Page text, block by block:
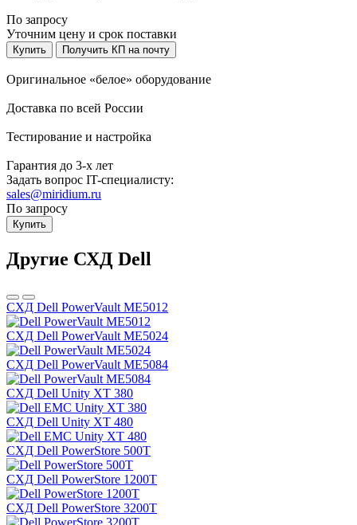
По запросу
Уточним цену и срок поставки
Купить Получить КП на почту
Оригинальное «белое» оборудование
Доставка по всей России
Тестирование и настройка
Гарантия до 3-х лет
Задать вопрос IT-специалисту:
sales@miridium.ru
По запросу
Купить
Другие СХД Dell
СХД Dell PowerVault ME5012
СХД Dell PowerVault ME5024
СХД Dell PowerVault ME5084
СХД Dell Unity XT 380
СХД Dell Unity XT 480
СХД Dell PowerStore 500T
СХД Dell PowerStore 1200T
СХД Dell PowerStore 3200T